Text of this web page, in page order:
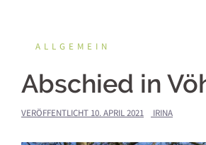
ALLGEMEIN
Abschied in
VERÖFFENTLICHT 10. APRIL 2021 IRINA